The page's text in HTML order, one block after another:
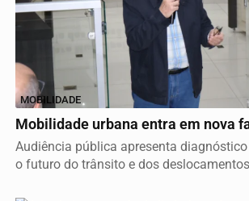
MOBILIDADE
Mobilidade urbana entra em nova
Audiência pública apresenta
o futuro do trânsito e dos